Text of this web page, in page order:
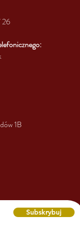
1B
Subskrybuj